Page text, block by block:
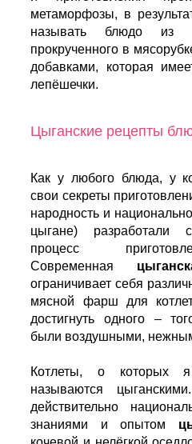
метаморфозы, в
называть блюдо из
прокрученного в
добавками, которая
лепёшечки.
Цыганские рецепты
Как у любого блюда, у
свои секреты
народность и
цыгане) разработали
процесс
Современная
ограничивает себя
мясной фарш для
достигнуть одного –
были воздушными,
Котлеты, о которых
называются
действительно
знаниями и опытом